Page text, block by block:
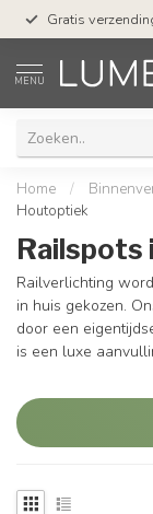
Gratis
MENU
Home /
Houtoptiek
Railspots
Railverlichting
in huis gekozen.
door een
is een luxe